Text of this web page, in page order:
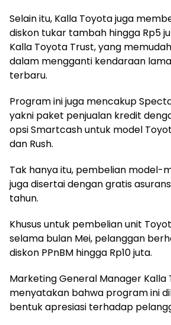
Selain itu, Kalla Toyota juga
diskon tukar tambah hingga Rp5
Kalla Toyota Trust, yang
dalam mengganti kendaraan
terbaru.
Program ini juga mencakup
yakni paket penjualan kredit
opsi Smartcash untuk model
dan Rush.
Tak hanya itu, pembelian model-
juga disertai dengan gratis
tahun.
Khusus untuk pembelian unit
selama bulan Mei, pelanggan
diskon PPnBM hingga Rp10 juta.
Marketing General Manager Kalla
menyatakan bahwa program ini
bentuk apresiasi terhadap